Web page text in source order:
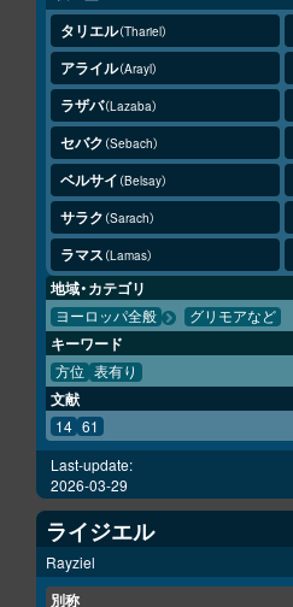
タリエル Thariel
アライル Arayl
ラザバ Lazaba
セバク Sebach
ベルサイ Belsay
サラク Sarach
ラマス Lamas
地域・カテゴリ
ヨーロッパ全般 グリモアなど
キーワード
方位 表有り
文献
14 61
Last-update:
2026-03-29
ライジエル
Rayziel
別称